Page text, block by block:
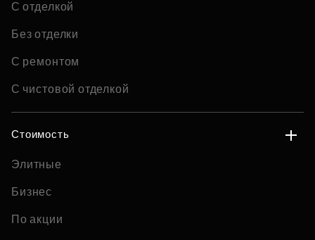
С отделкой
Без отделки
С ремонтом
С чистовой отделкой
Стоимость
Элитные
Бизнес
По акции